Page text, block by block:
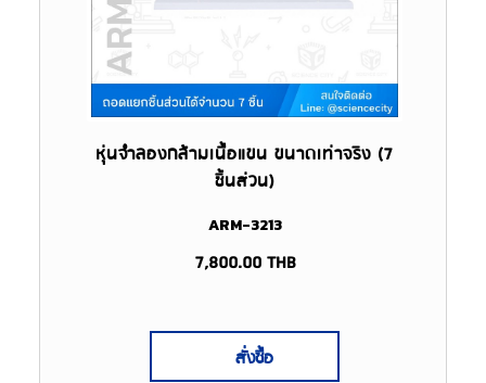
หุ่นจำลองกล้ามเนื้อแขน ขนาดเท่าจริง (7
ชิ้นส่วน)
ARM-3213
7,800.00THB
สั่งซื้อ